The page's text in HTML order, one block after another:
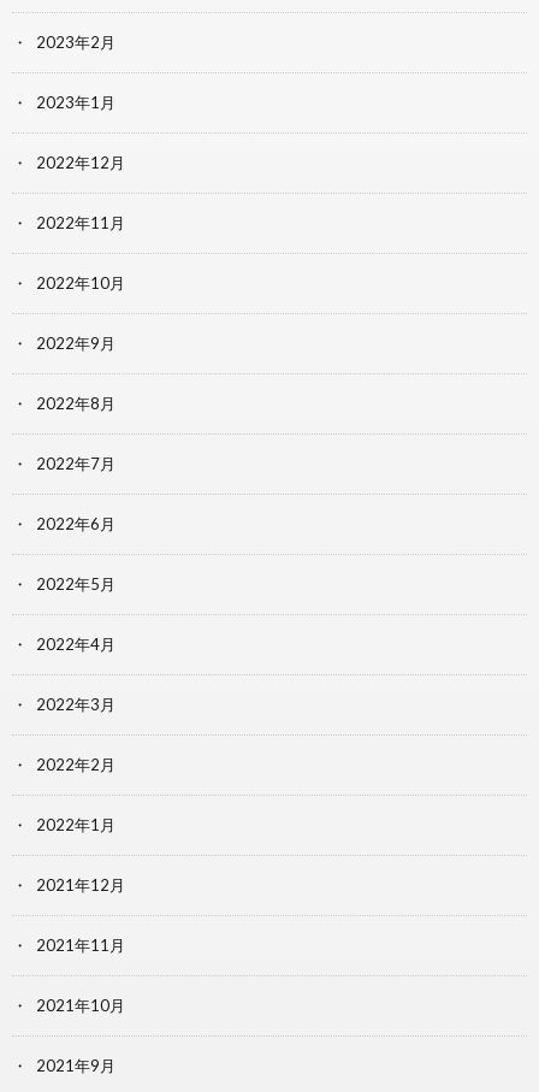
2023年2月
2023年1月
2022年12月
2022年11月
2022年10月
2022年9月
2022年8月
2022年7月
2022年6月
2022年5月
2022年4月
2022年3月
2022年2月
2022年1月
2021年12月
2021年11月
2021年10月
2021年9月